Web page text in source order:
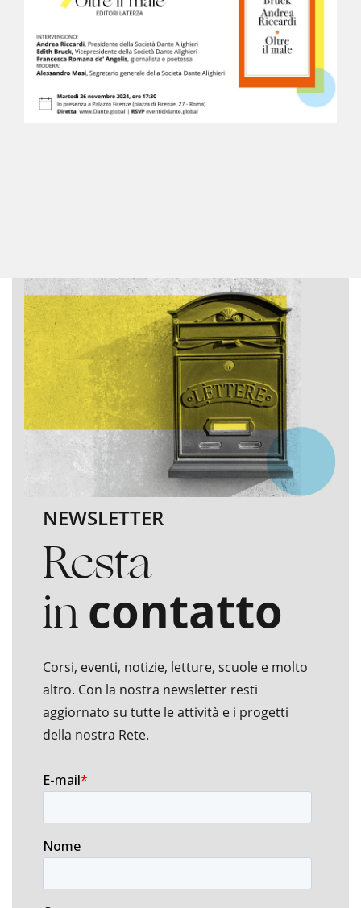
NEWSLETTER
Resta
incontatto
Corsi, eventi, notizie, letture, scuole e molto
altro. Con la nostra newsletter resti
aggiornato su tutte le attività e i progetti
della nostra Rete.